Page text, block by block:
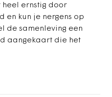
ernstig door
en kun je nergens op
de samenleving een
aangekaart die het